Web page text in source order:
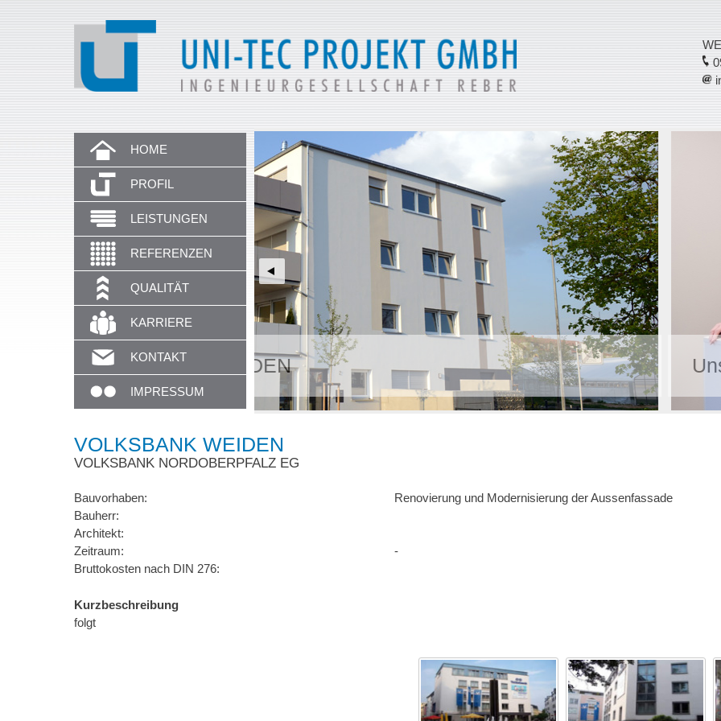
HOME
PROFIL
LEISTUNGEN
REFERENZEN
QUALITÄT
KARRIERE
KONTAKT
IMPRESSUM
Unser Empfang in Weiden - wir freuen uns auf
VOLKSBANK WEIDEN
VOLKSBANK NORDOBERPFALZ EG
Bauvorhaben:
Renovierung und Modernisierung der Aussenfassade
Bauherr:
Architekt:
Zeitraum:
-
Bruttokosten nach DIN 276:
Kurzbeschreibung
folgt